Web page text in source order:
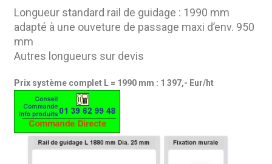
Longueur standard rail de guidage : 1990 mm
adapté à une ouveture de passage maxi d’env. 950
mm
Autres longueurs sur devis
Prix système complet L = 1990 mm : 1 397,- Eur/ht